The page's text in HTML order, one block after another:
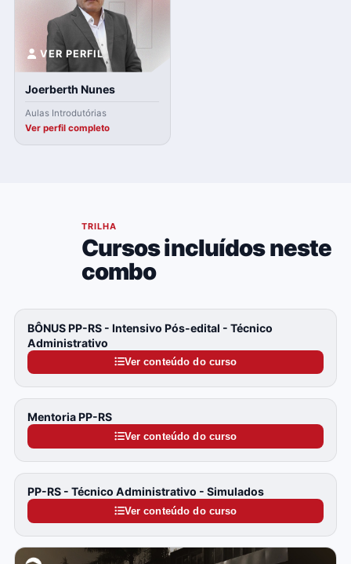
VER PERFIL
Joerberth Nunes
Aulas Introdutórias
Ver perfil completo
TRILHA
Cursos incluídos neste
combo
BÔNUS PP-RS - Intensivo Pós-edital - Técnico
Administrativo
Ver conteúdo do curso
Mentoria PP-RS
Ver conteúdo do curso
PP-RS - Técnico Administrativo - Simulados
Ver conteúdo do curso